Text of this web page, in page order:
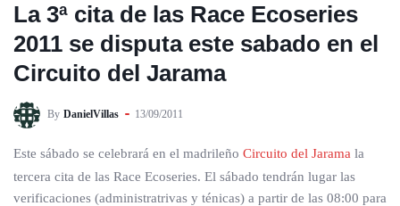
La 3ª cita de las Race Ecoseries
2011 se disputa este sabado en el
Circuito del Jarama
By DanielVillas 13/09/2011
Este sábado se celebrará en el madrileño Circuito del Jarama la
tercera cita de las Race Ecoseries. El sábado tendrán lugar las
verificaciones (administratrivas y ténicas) a partir de las 08:00 para